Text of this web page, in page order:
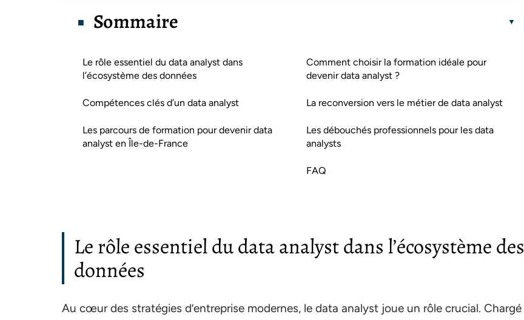
Sommaire
Le rôle essentiel du data analyst dans
l’écosystème des données
Compétences clés d’un data analyst
Les parcours de formation pour devenir data
analyst en Île-de-France
Comment choisir la formation idéale pour
devenir data analyst ?
La reconversion vers le métier de data analyst
Les débouchés professionnels pour les data
analysts
FAQ
Le rôle essentiel du data analyst dans l’écosystème des
données
Au cœur des stratégies d’entreprise modernes, le data analyst joue un rôle crucial. Chargé